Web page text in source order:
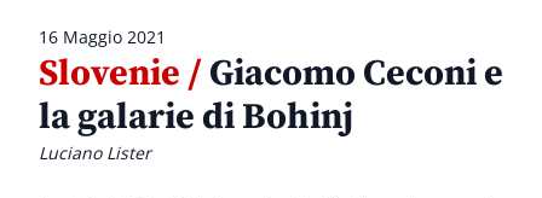
16 Maggio 2021
Slovenie /Giacomo Ceconi e
la galarie di Bohinj
Luciano Lister